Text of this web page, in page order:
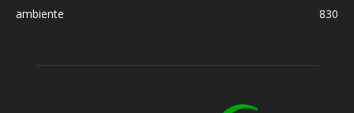
ambiente
830